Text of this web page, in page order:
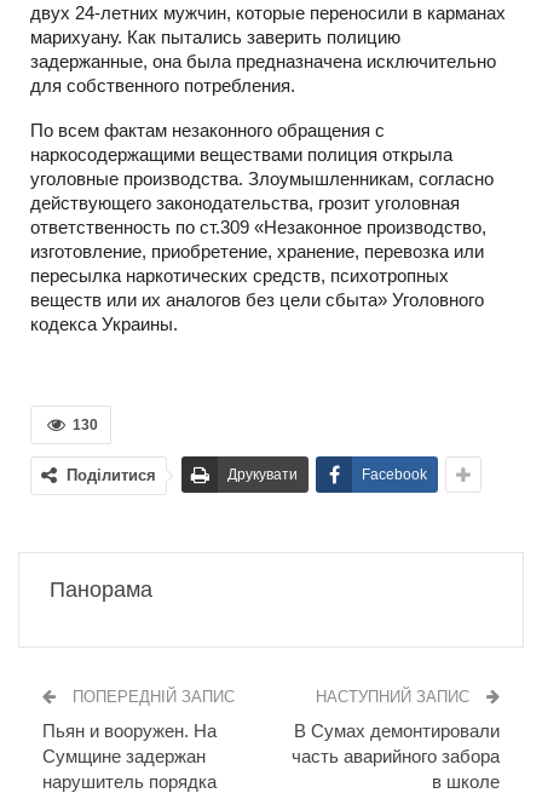
двух 24-летних мужчин, которые переносили в карманах
марихуану. Как пытались заверить полицию
задержанные, она была предназначена исключительно
для собственного потребления.
По всем фактам незаконного обращения с
наркосодержащими веществами полиция открыла
уголовные производства. Злоумышленникам, согласно
действующего законодательства, грозит уголовная
ответственность по ст.309 «Незаконное производство,
изготовление, приобретение, хранение, перевозка или
пересылка наркотических средств, психотропных
веществ или их аналогов без цели сбыта» Уголовного
кодекса Украины.
130
Поділитися Друкувати Facebook
Панорама
ПОПЕРЕДНІЙ ЗАПИС
Пьян и вооружен. На
Сумщине задержан
нарушитель порядка
НАСТУПНИЙ ЗАПИС
В Сумах демонтировали
часть аварийного забора
в школе